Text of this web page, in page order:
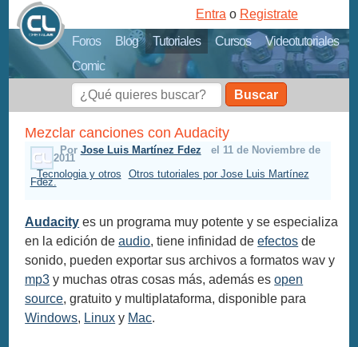
Foros Blog Tutoriales Cursos
Videotutoriales
Comic
Entra o Registrate
Buscar
Mezclar canciones con Audacity
Por Jose Luis Martínez Fdez el 11 de Noviembre de
2011
Tecnologia y otros
Otros tutoriales por Jose Luis Martínez
Fdez.
Audacity es un programa muy potente y se especializa
en la edición deaudio, tiene infinidad deefectos de
sonido, pueden exportar sus archivos a formatos wav y
mp3 y muchas otras cosas más, además esopen
source, gratuito y multiplataforma, disponible para
Windows, Linux y Mac.